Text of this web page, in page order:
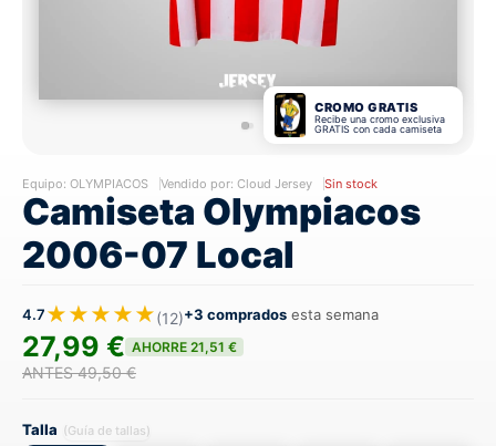
CROMO GRATIS
Recibe una cromo exclusiva
GRATIS con cada camiseta
Equipo: OLYMPIACOS Vendido por: Cloud Jersey Sin stock
Camiseta Olympiacos
2006-07 Local
4.7★★★★★(12)+3 comprados esta semana
27,99 € AHORRE 21,51 €
ANTES 49,50 €
Talla (Guía de tallas)